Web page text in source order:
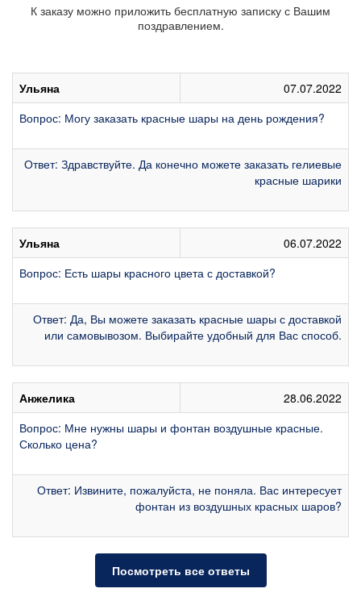
К заказу можно приложить бесплатную записку с Вашим
поздравлением.
Ульяна
07.07.2022
Вопрос: Могу заказать красные шары на день рождения?
Ответ: Здравствуйте. Да конечно можете заказать гелиевые
красные шарики
Ульяна
06.07.2022
Вопрос: Есть шары красного цвета с доставкой?
Ответ: Да, Вы можете заказать красные шары с доставкой
или самовывозом. Выбирайте удобный для Вас способ.
Анжелика
28.06.2022
Вопрос: Мне нужны шары и фонтан воздушные красные.
Сколько цена?
Ответ: Извините, пожалуйста, не поняла. Вас интересует
фонтан из воздушных красных шаров?
Посмотреть все ответы